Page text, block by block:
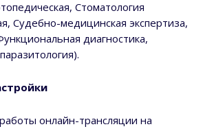
Стоматология
Судебно-медицинская экспертиза,
диагностика,
онлайн-трансляции на